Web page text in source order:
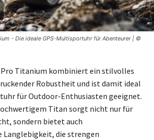
- Die ideale GPS-Multisportuhr für Abenteurer | ©
Pro Titanium kombiniert ein stilvolles
Robustheit und ist damit ideal
für Outdoor-Enthusiasten geeignet.
Titan sorgt nicht nur für
sondern bietet auch
Langlebigkeit, die strengen